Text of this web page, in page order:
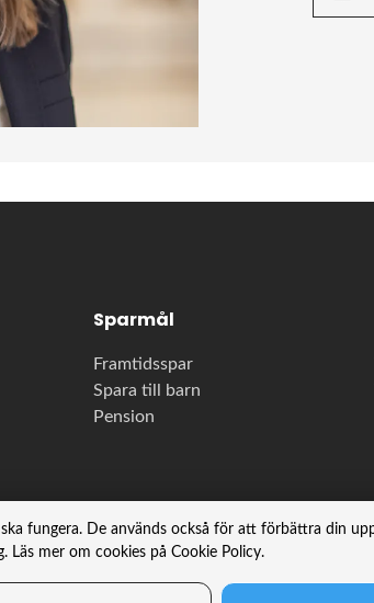
Sparmål
Framtidsspar
Spara till barn
Pension
fungera. De används också för att förbättra din
mer om cookies på Cookie Policy.